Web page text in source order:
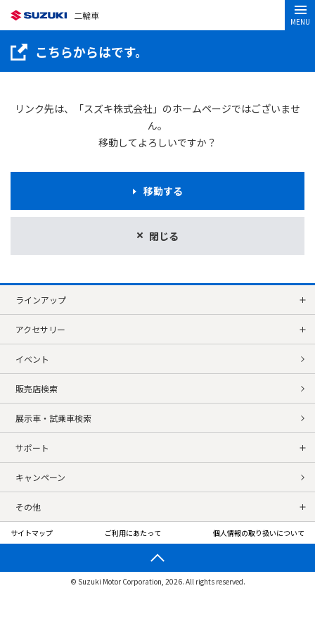
二輪車
MENU
こちらからはです。
リンク先は、「スズキ株式会社」のホームページではございませ
ん。
移動してよろしいですか？
閉じる
移動する
ラインアップ
アクセサリー
イベント
販売店検索
展示車・試乗車検索
サポート
キャンペーン
その他
サイトマップ ご利用にあたって 個人情報の取り扱いについて
© Suzuki Motor Corporation, 2026. All rights reserved.